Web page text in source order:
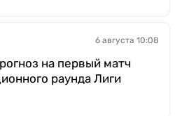
6 августа 10:08
на первый матч
раунда Лиги